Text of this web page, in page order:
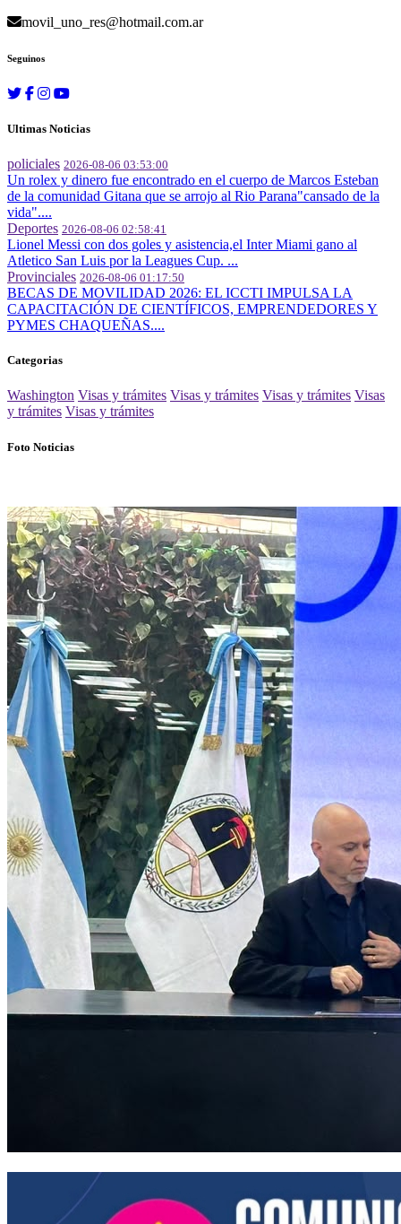
movil_uno_res@hotmail.com.ar
Seguinos
Ultimas Noticias
policiales 2026-08-06 03:53:00
Un rolex y dinero fue encontrado en el cuerpo de Marcos Esteban
de la comunidad Gitana que se arrojo al Rio Parana"cansado de la
vida"....
Deportes 2026-08-06 02:58:41
Lionel Messi con dos goles y asistencia,el Inter Miami gano al
Atletico San Luis por la Leagues Cup. ...
Provinciales 2026-08-06 01:17:50
BECAS DE MOVILIDAD 2026: EL ICCTI IMPULSA LA
CAPACITACIÓN DE CIENTÍFICOS, EMPRENDEDORES Y
PYMES CHAQUEÑAS....
Categorias
Washington Visas y trámites Visas y trámites Visas y trámites Visas
y trámites Visas y trámites
Foto Noticias